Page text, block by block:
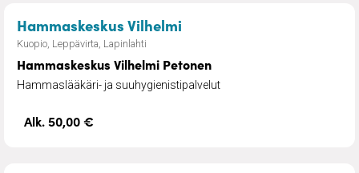
Hammaskeskus Vilhelmi
Kuopio, Leppävirta, Lapinlahti
Hammaskeskus Vilhelmi Petonen
Hammaslääkäri- ja suuhygienistipalvelut
Alk. 50,00 €